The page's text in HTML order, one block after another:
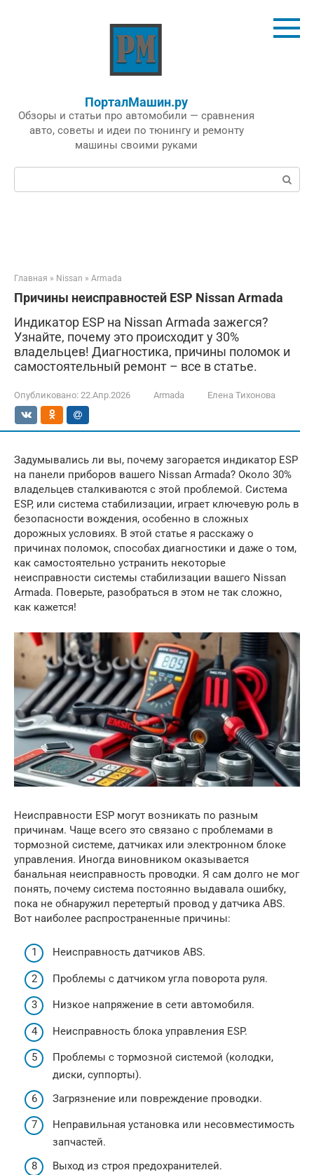
ПорталМашин.ру
Обзоры и статьи про автомобили — сравнения
авто, советы и идеи по тюнингу и ремонту
машины своими руками
Поиск:
Главная » Nissan » Armada
Причины неисправностей ESP Nissan Armada
Индикатор ESP на Nissan Armada зажегся?
Узнайте, почему это происходит у 30%
владельцев! Диагностика, причины поломок и
самостоятельный ремонт – все в статье.
Опубликовано: 22.Апр.2026 Armada Елена Тихонова
Задумывались ли вы, почему загорается индикатор ESP
на панели приборов вашего Nissan Armada? Около 30%
владельцев сталкиваются с этой проблемой. Система
ESP, или система стабилизации, играет ключевую роль в
безопасности вождения, особенно в сложных
дорожных условиях. В этой статье я расскажу о
причинах поломок, способах диагностики и даже о том,
как самостоятельно устранить некоторые
неисправности системы стабилизации вашего Nissan
Armada. Поверьте, разобраться в этом не так сложно,
как кажется!
Неисправности ESP могут возникать по разным
причинам. Чаще всего это связано с проблемами в
тормозной системе, датчиках или электронном блоке
управления. Иногда виновником оказывается
банальная неисправность проводки. Я сам долго не мог
понять, почему система постоянно выдавала ошибку,
пока не обнаружил перетертый провод у датчика ABS.
Вот наиболее распространенные причины:
Неисправность датчиков ABS.
Проблемы с датчиком угла поворота руля.
Низкое напряжение в сети автомобиля.
Неисправность блока управления ESP.
Проблемы с тормозной системой (колодки,
диски, суппорты).
Загрязнение или повреждение проводки.
Неправильная установка или несовместимость
запчастей.
Выход из строя предохранителей.